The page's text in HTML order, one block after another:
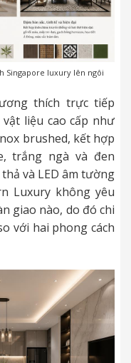
Singapore luxury lên ngôi
thích trực tiếp
liệu cao cấp như
brushed, kết hợp
trắng ngà và đen
và LED âm tường
Luxury không yêu
giao nào, do đó chi
với hai phong cách